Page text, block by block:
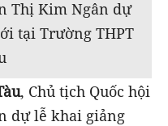
Thị Kim Ngân dự
tại Trường THPT
, Chủ tịch Quốc hội
dự lễ khai giảng